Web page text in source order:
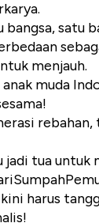
bangsa, satu
menjauh.
anak muda
jadi tua untuk
harus